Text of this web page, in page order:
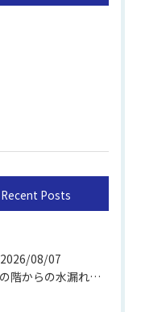
Recent Posts
2026/08/07
上の階からの水漏れでカビ｜対処法と業者